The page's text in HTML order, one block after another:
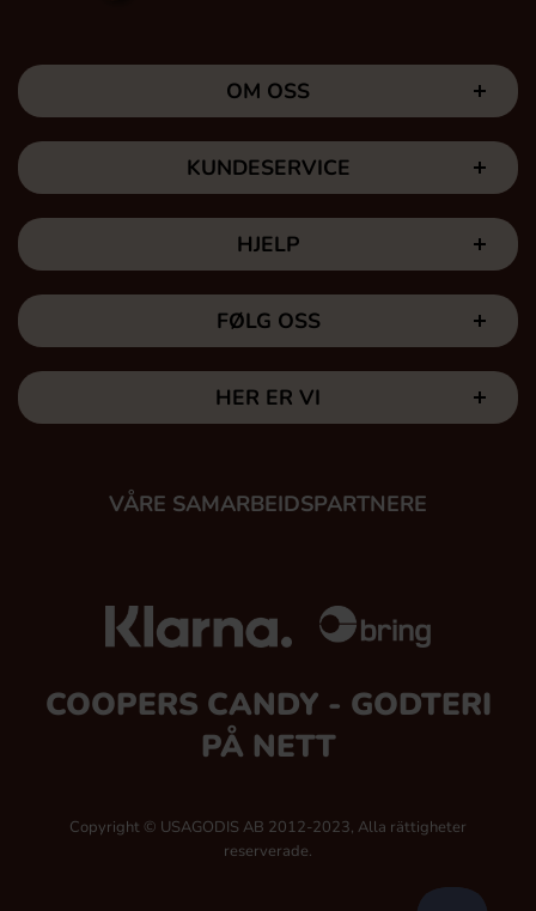
OM OSS
KUNDESERVICE
HJELP
FØLG OSS
HER ER VI
VÅRE SAMARBEIDSPARTNERE
COOPERS CANDY - GODTERI
PÅ NETT
Copyright © USAGODIS AB 2012-2023, Alla rättigheter
reserverade.